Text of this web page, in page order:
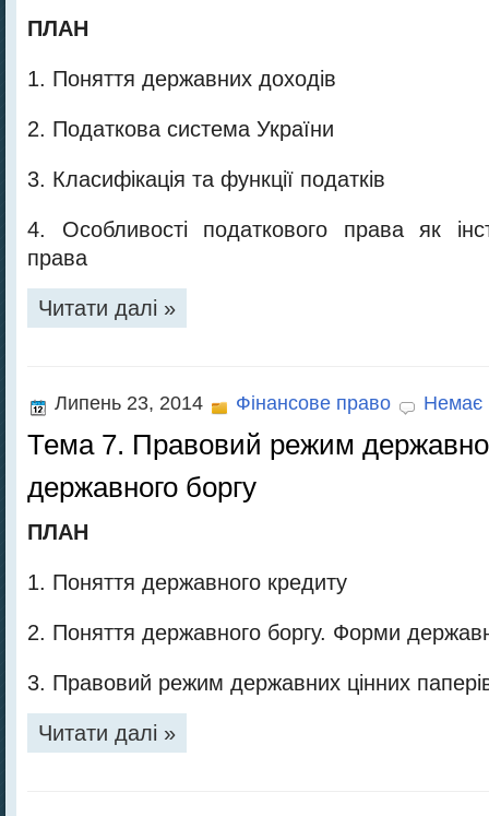
ПЛАН
1. Поняття державних доходів
2. Податкова система України
3. Класифікація та функції податків
4. Особливості податкового права як
права
Читати далі »
Липень 23, 2014 Фінансове право Немає
Тема 7. Правовий режим
державного боргу
ПЛАН
1. Поняття державного кредиту
2. Поняття державного боргу. Форми
3. Правовий режим державних цінних
Читати далі »